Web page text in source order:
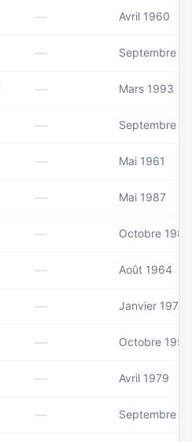
— Avril 1960
— Septembre
— Mars 1993
— Septembre
— Mai 1961
— Mai 1987
— Octobre 1985
— Août 1964
— Janvier 1974
— Octobre 1954
— Avril 1979
— Septembre